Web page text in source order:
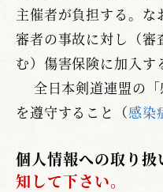
主催者が負担する。
審者の事故に対し（審
む）傷害保険に加入す
全日本剣道連盟の「
を遵守すること（感染
個人情報への取り
知して下さい。